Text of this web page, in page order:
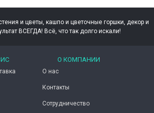
и цветы, кашпо и цветочные горшки, декор и
ВСЕГДА! Всё, что так долго искали!
О КОМПАНИИ
О нас
Контакты
Сотрудничество